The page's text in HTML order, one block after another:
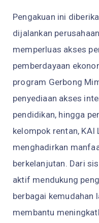
Pengakuan ini
dijalankan
memperluas akses
pemberdayaan
program Gerbong
penyediaan akses
pendidikan, hingga
kelompok rentan, KAI
menghadirkan
berkelanjutan. Dari
aktif mendukung
berbagai kemudahan
membantu